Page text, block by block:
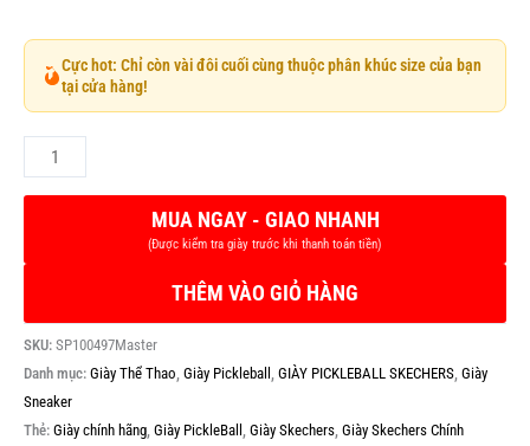
Cực hot: Chỉ còn vài đôi cuối cùng thuộc phân khúc size của bạn
tại cửa hàng!
THÊM VÀO GIỎ HÀNG
SKU: SP100497Master
Danh mục: Giày Thể Thao, Giày Pickleball , GIÀY PICKLEBALL SKECHERS, Giày
Sneaker
Thẻ: Giày chính hãng, Giày PickleBall , Giày Skechers, Giày Skechers Chính